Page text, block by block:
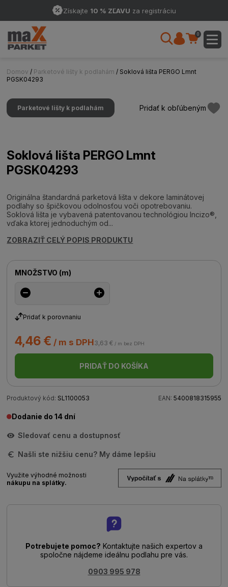
Získajte 10 % ZĽAVU za registráciu
0
Domov / Parketové lišty k podlahám / Soklová lišta PERGO Lmnt
PGSK04293
Parketové lišty k podlahám Pridať k obľúbeným
Soklová lišta PERGO Lmnt
PGSK04293
Originálna štandardná parketová lišta v dekore laminátovej
podlahy so špičkovou odolnosťou voči opotrebovaniu.
Soklová lišta je vybavená patentovanou technológiou Incizo®,
vďaka ktorej jednoduchým od...
ZOBRAZIŤ CELÝ POPIS PRODUKTU
MNOŽSTVO (m)
Pridať k porovnaniu
4,46 € / m s DPH3,63 € / m bez DPH
PRIDAŤ DO KOŠÍKA
Produktový kód: SL1100053 EAN: 5400818315955
Dodanie do 14 dní
Sledovať cenu a dostupnosť
Našli ste nižšiu cenu? My dáme lepšiu
Využite výhodné možnosti
nákupu na splátky.
Potrebujete pomoc? Kontaktujte našich expertov a
spoločne nájdeme ideálnu podlahu pre vás.
0903 995 978